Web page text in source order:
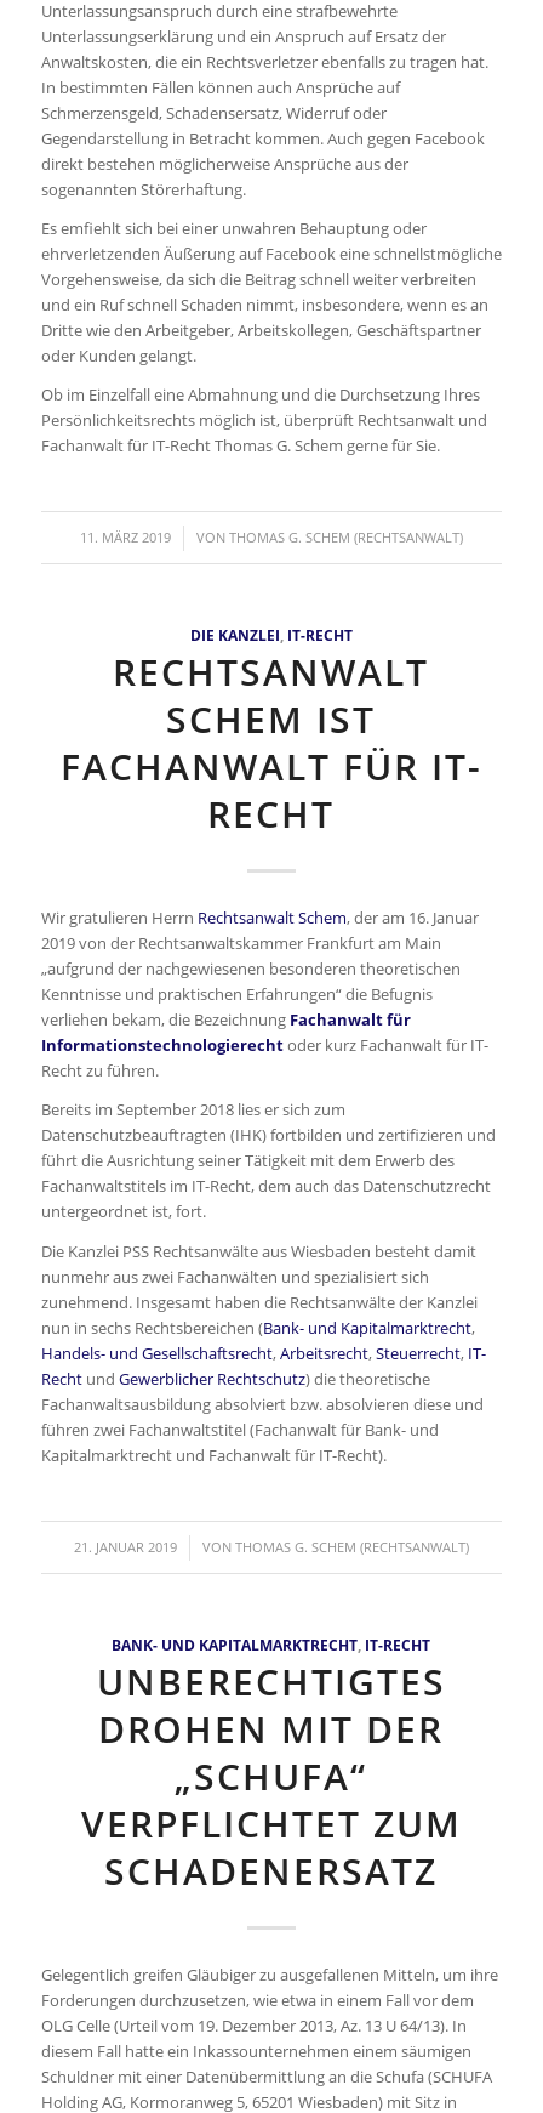
Unterlassungsanspruch durch eine strafbewehrte
Unterlassungserklärung und ein Anspruch auf Ersatz der
Anwaltskosten, die ein Rechtsverletzer ebenfalls zu tragen hat.
In bestimmten Fällen können auch Ansprüche auf
Schmerzensgeld, Schadensersatz, Widerruf oder
Gegendarstellung in Betracht kommen. Auch gegen Facebook
direkt bestehen möglicherweise Ansprüche aus der
sogenannten Störerhaftung.
Es emfiehlt sich bei einer unwahren Behauptung oder
ehrverletzenden Äußerung auf Facebook eine schnellstmögliche
Vorgehensweise, da sich die Beitrag schnell weiter verbreiten
und ein Ruf schnell Schaden nimmt, insbesondere, wenn es an
Dritte wie den Arbeitgeber, Arbeitskollegen, Geschäftspartner
oder Kunden gelangt.
Ob im Einzelfall eine Abmahnung und die Durchsetzung Ihres
Persönlichkeitsrechts möglich ist, überprüft Rechtsanwalt und
Fachanwalt für IT-Recht Thomas G. Schem gerne für Sie.
11. MÄRZ 2019
/ VON THOMAS G. SCHEM (RECHTSANWALT)
DIE KANZLEI, IT-RECHT
RECHTSANWALT
SCHEM IST
FACHANWALT FÜR IT-
RECHT
Wir gratulieren Herrn Rechtsanwalt Schem, der am 16. Januar
2019 von der Rechtsanwaltskammer Frankfurt am Main
„aufgrund der nachgewiesenen besonderen theoretischen
Kenntnisse und praktischen Erfahrungen“ die Befugnis
verliehen bekam, die Bezeichnung Fachanwalt für
Informationstechnologierechtoder kurz Fachanwalt für IT-
Recht zu führen.
Bereits im September 2018 lies er sich zum
Datenschutzbeauftragten (IHK) fortbilden und zertifizieren und
führt die Ausrichtung seiner Tätigkeit mit dem Erwerb des
Fachanwaltstitels im IT-Recht, dem auch das Datenschutzrecht
untergeordnet ist, fort.
Die Kanzlei PSS Rechtsanwälte aus Wiesbaden besteht damit
nunmehr aus zwei Fachanwälten und spezialisiert sich
zunehmend. Insgesamt haben die Rechtsanwälte der Kanzlei
nun in sechs Rechtsbereichen (Bank- und Kapitalmarktrecht,
Handels- und Gesellschaftsrecht,Arbeitsrecht,Steuerrecht, IT-
Rechtund Gewerblicher Rechtschutz) die theoretische
Fachanwaltsausbildung absolviert bzw. absolvieren diese und
führen zwei Fachanwaltstitel (Fachanwalt für Bank- und
Kapitalmarktrecht und Fachanwalt für IT-Recht).
21. JANUAR 2019
/ VON THOMAS G. SCHEM (RECHTSANWALT)
BANK- UND KAPITALMARKTRECHT IT-RECHT
UNBERECHTIGTES
DROHEN MIT DER
„SCHUFA“
VERPFLICHTET ZUM
SCHADENERSATZ
Gelegentlich greifen Gläubiger zu ausgefallenen Mitteln, um ihre
Forderungen durchzusetzen, wie etwa in einem Fall vor dem
OLG Celle (Urteil vom 19. Dezember 2013, Az. 13 U 64/13). In
diesem Fall hatte ein Inkassounternehmen einem säumigen
Schuldner mit einer Datenübermittlung an die Schufa (SCHUFA
Holding AG, Kormoranweg 5, 65201 Wiesbaden) mit Sitz in